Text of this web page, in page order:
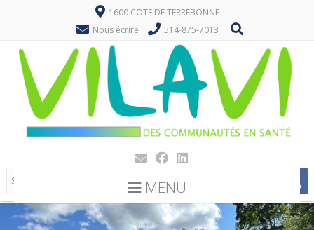
1600 COTE DE TERREBONNE
Nous écrire
514-875-7013
MENU